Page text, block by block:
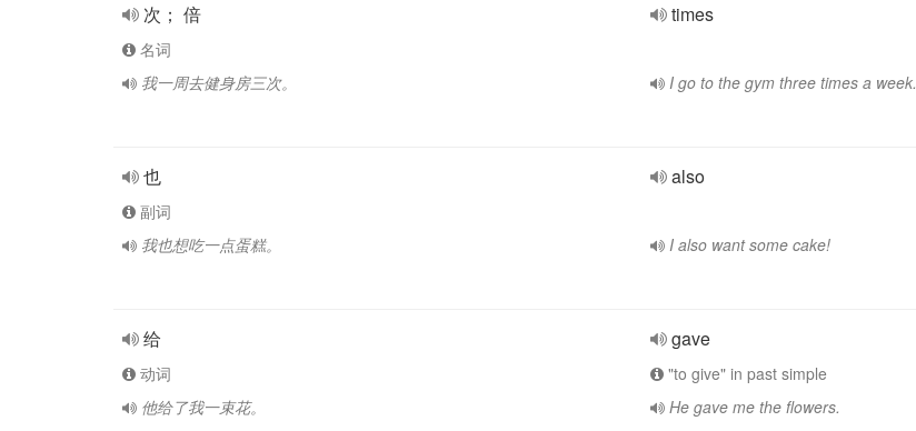
次； 倍
名词
我一周去健身房三次。
times
I go to the gym three times a week.
也
副词
我也想吃一点蛋糕。
also
I also want some cake!
给
动词
他给了我一束花。
gave
"to give" in past simple
He gave me the flowers.